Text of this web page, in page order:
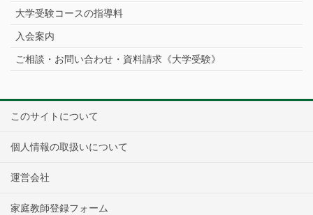
大学受験コースの指導料
入会案内
ご相談・お問い合わせ・資料請求《大学受験》
このサイトについて
個人情報の取扱いについて
運営会社
家庭教師登録フォーム